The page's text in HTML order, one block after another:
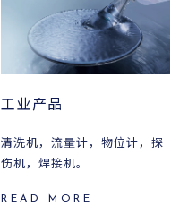
工业产品
清洗机，流量计，物位计，探
伤机，焊接机。
READ MORE